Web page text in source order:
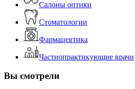
Салоны оптики
Стоматологии
Фармацевтика
Частнопрактикующие врачи
Вы смотрели